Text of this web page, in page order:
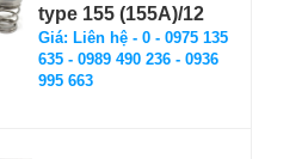
type 155 (155A)/12
Giá: Liên hệ - 0 - 0975 135
635 - 0989 490 236 - 0936
995 663